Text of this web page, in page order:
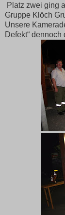
Platz zwei ging
Gruppe Klöch
Unsere
Defekt“